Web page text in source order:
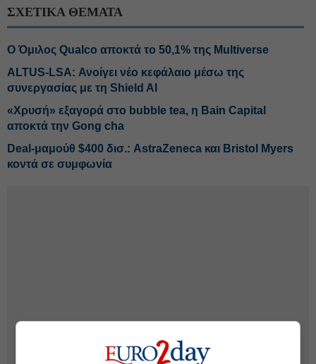
ΣΧΕΤΙΚΑ ΘΕΜΑΤΑ
Ο Όμιλος Qualco αποκτά το 50,1% της Multiverse
ALTUS-LSA: Ανοίγει νέο κεφάλαιο μέσω της
συνεργασίας με τη Shield AI
«Χρυσή» εξαγορά στο bubble tea, η Bain Capital
αποκτά την Gong cha
Deal-μαμούθ $400 δισ.: AstraZeneca και Bristol Myers
κοντά σε συμφωνία